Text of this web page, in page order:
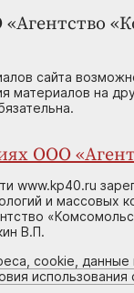
сайта
материалов на
ООО
www.kp40.ru
и массовых
В.П.
cookie,